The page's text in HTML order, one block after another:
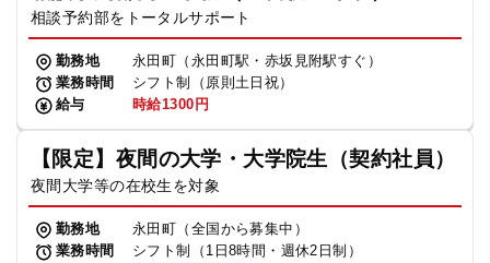
相談予約部をトータルサポート
勤務地
永田町（永田町駅・赤坂見附駅すぐ）
業務時間
シフト制（原則土日祝）
給与
時給1300円
【限定】夜間の大学・大学院生（契約社員）
夜間大学等の在校生を対象
勤務地
永田町（全国から募集中）
業務時間
シフト制（1日8時間・週休2日制）